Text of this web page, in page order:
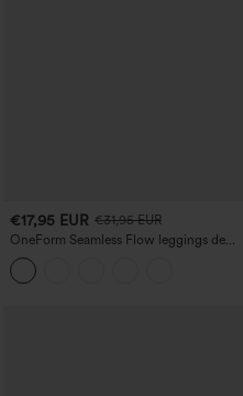
€17,95 EUR €31,95 EUR
OneForm Seamless Flow leggings de
yoga de talle alto con control abdominal
y realce de glúteos